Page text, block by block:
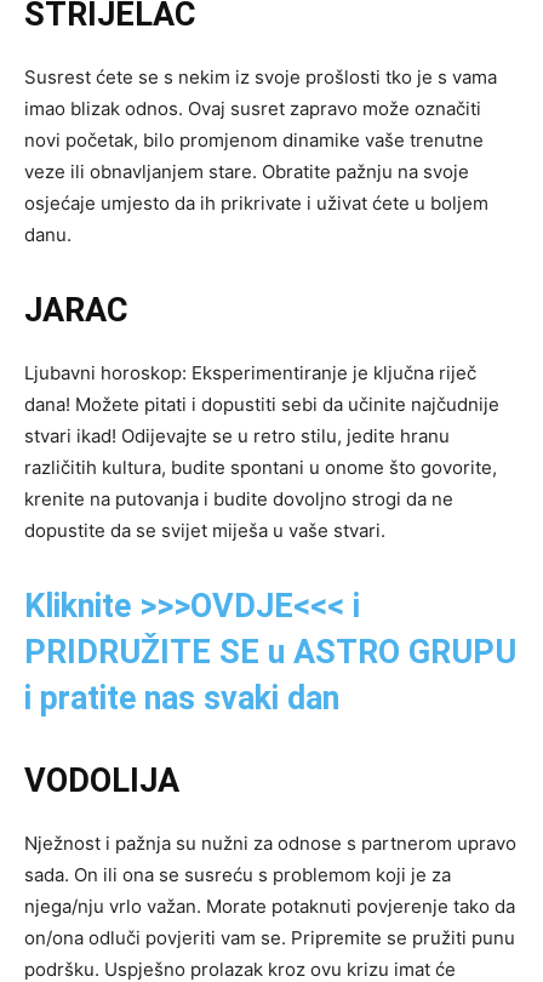
STRIJELAC
Susrest ćete se s nekim iz svoje prošlosti tko je s vama
imao blizak odnos. Ovaj susret zapravo može označiti
novi početak, bilo promjenom dinamike vaše trenutne
veze ili obnavljanjem stare. Obratite pažnju na svoje
osjećaje umjesto da ih prikrivate i uživat ćete u boljem
danu.
JARAC
Ljubavni horoskop: Eksperimentiranje je ključna riječ
dana! Možete pitati i dopustiti sebi da učinite najčudnije
stvari ikad! Odijevajte se u retro stilu, jedite hranu
različitih kultura, budite spontani u onome što govorite,
krenite na putovanja i budite dovoljno strogi da ne
dopustite da se svijet miješa u vaše stvari.
Kliknite >>>OVDJE<<< i
PRIDRUŽITE SE u ASTRO GRUPU
i pratite nas svaki dan
VODOLIJA
Nježnost i pažnja su nužni za odnose s partnerom upravo
sada. On ili ona se susreću s problemom koji je za
njega/nju vrlo važan. Morate potaknuti povjerenje tako da
on/ona odluči povjeriti vam se. Pripremite se pružiti punu
podršku. Uspješno prolazak kroz ovu krizu imat će